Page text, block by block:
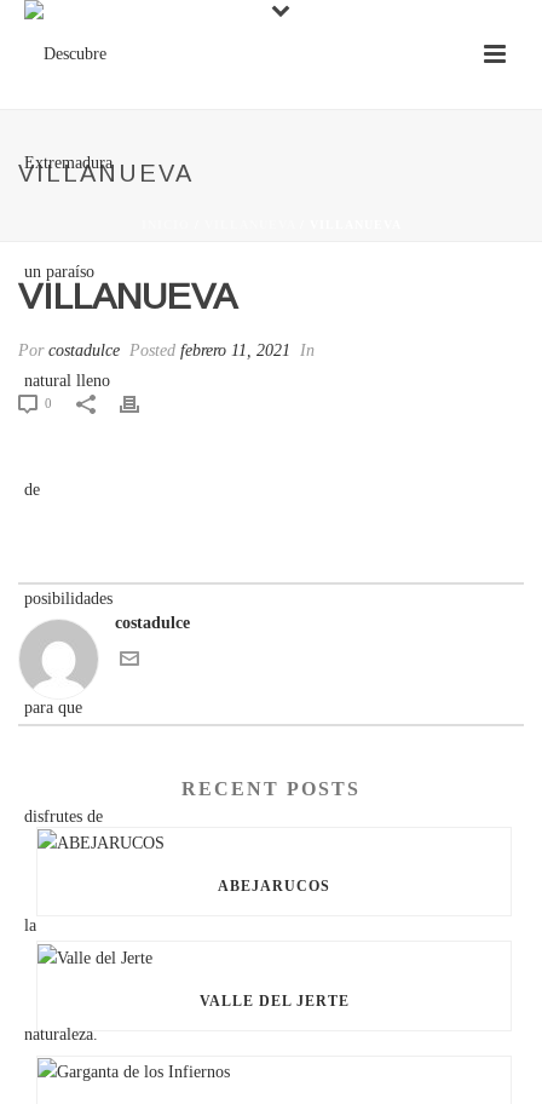
VILLANUEVA
VILLANUEVA
Por costadulce Posted febrero 11, 2021 In
0
costadulce
RECENT POSTS
ABEJARUCOS
VALLE DEL JERTE